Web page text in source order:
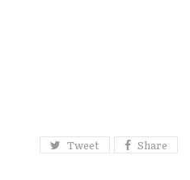
Tweet Share